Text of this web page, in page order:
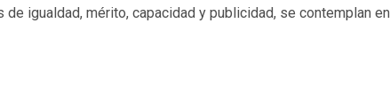
igualdad, mérito, capacidad y publicidad, se contemplan en